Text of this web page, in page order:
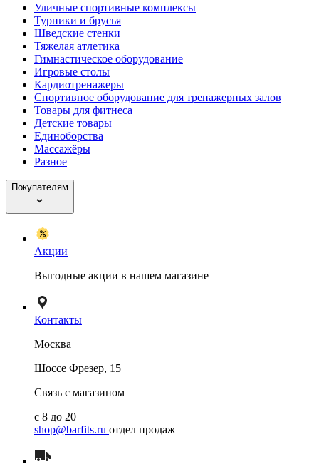
Уличные спортивные комплексы
Турники и брусья
Шведские стенки
Тяжелая атлетика
Гимнастическое оборудование
Игровые столы
Кардиотренажеры
Спортивное оборудование для тренажерных залов
Товары для фитнеса
Детские товары
Единоборства
Массажёры
Разное
Покупателям
Акции
Выгодные акции в нашем магазине
Контакты
Москва
Шоссе Фрезер, 15
Связь с магазином
с 8 до 20
shop@barfits.ru отдел продаж